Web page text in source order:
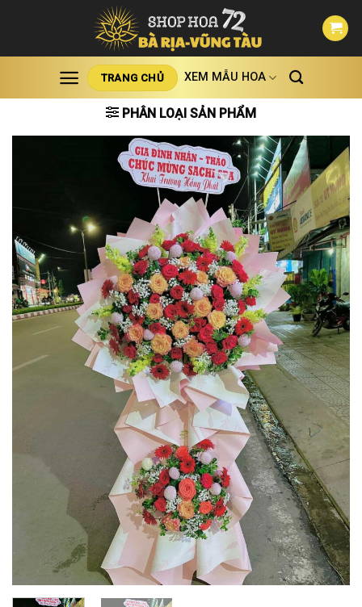
TRANG CHỦ XEM MẪU HOA
PHÂN LOẠI SẢN PHẨM